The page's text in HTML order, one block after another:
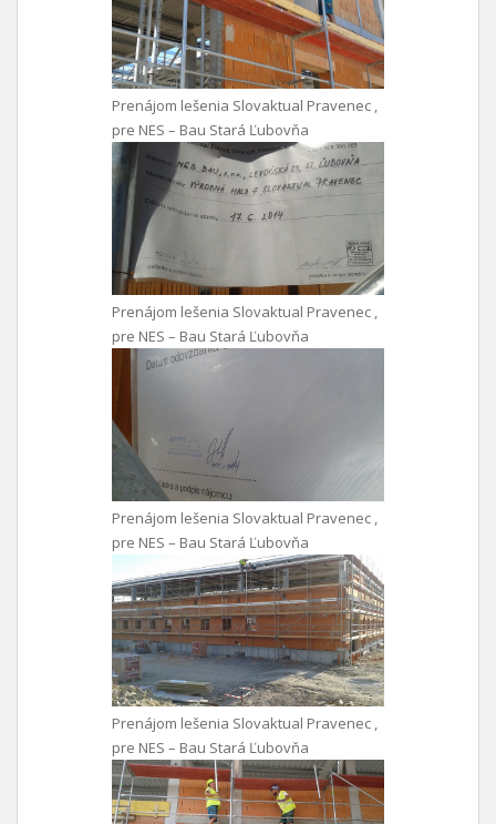
Prenájom lešenia Slovaktual Pravenec ,
pre NES – Bau Stará Ľubovňa
Prenájom lešenia Slovaktual Pravenec ,
pre NES – Bau Stará Ľubovňa
Prenájom lešenia Slovaktual Pravenec ,
pre NES – Bau Stará Ľubovňa
Prenájom lešenia Slovaktual Pravenec ,
pre NES – Bau Stará Ľubovňa